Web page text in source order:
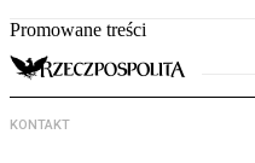
Promowane treści
KONTAKT